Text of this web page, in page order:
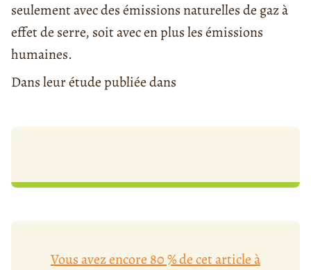
seulement avec des émissions naturelles de gaz à
effet de serre, soit avec en plus les émissions
humaines.
Dans leur étude publiée dans
Vous avez encore 80 % de cet article à